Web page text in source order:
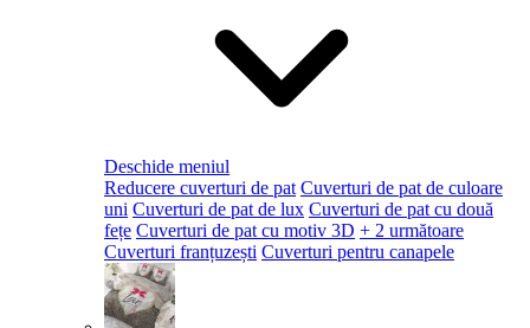
Deschide meniul
Reducere cuverturi de pat Cuverturi de pat de culoare
uni Cuverturi de pat de lux Cuverturi de pat cu două
fețe Cuverturi de pat cu motiv 3D + 2 următoare
Cuverturi franțuzești Cuverturi pentru canapele